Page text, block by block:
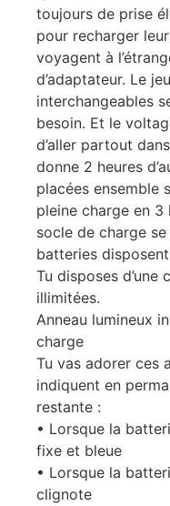
toujours de prise
pour recharger
voyagent à
d’adaptateur. Le
interchangeables
besoin. Et le
d’aller partout
donne 2 heures
placées ensemble
pleine charge en 3
socle de charge
batteries disposent
Tu disposes d’une
illimitées.
Anneau lumineux
charge
Tu vas adorer ces
indiquent en
restante :
• Lorsque la
fixe et bleue
• Lorsque la
clignote